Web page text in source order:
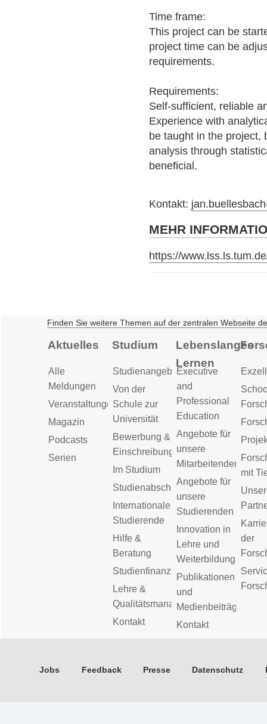
Time frame:
This project can be
project time can be
requirements.
Requirements:
Self-sufficient, reliable
Experience with
be taught in the project,
analysis through
beneficial.
Kontakt:
MEHR
https://
Finden Sie weitere Themen auf der zentralen Webseite
Aktuelles
Alle
Meldungen
Veranstaltungen
Magazin
Podcasts
Serien
Studium
Studienangebot
Von der
Schule zur
Universität
Bewerbung &
Einschreibung
Im Studium
Studienabschluss
Internationale
Studierende
Hilfe &
Beratung
Studienfinanzierung
Lehre &
Qualitätsmanagement
Kontakt
Lebenslanges
Lernen
Executive
and
Professional
Education
Angebote für
unsere
Mitarbeitenden
Angebote für
unsere
Studierenden
Innovation in
Lehre und
Weiterbildung
Publikationen
und
Medienbeiträge
Kontakt
mit
der
Jobs Feedback Presse Datenschutz